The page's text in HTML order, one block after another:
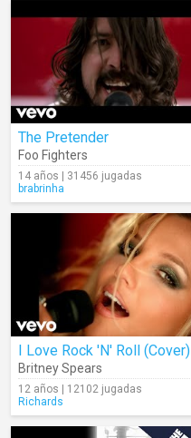
The Pretender
Foo Fighters
14 años | 31456 jugadas
brabrinha
I Love Rock 'N' Roll (Cover)
Britney Spears
12 años | 12102 jugadas
Richards